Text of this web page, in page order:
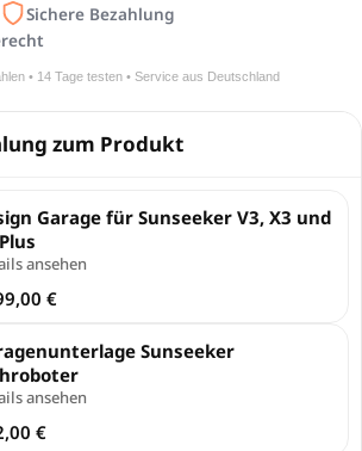
Sichere Bezahlung
• 14 Tage testen • Service aus Deutschland
zum Produkt
Garage für Sunseeker V3, X3 und
ansehen
€
Sunseeker
ansehen
€